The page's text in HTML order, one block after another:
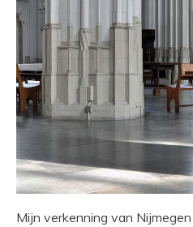
Mijn verkenning van